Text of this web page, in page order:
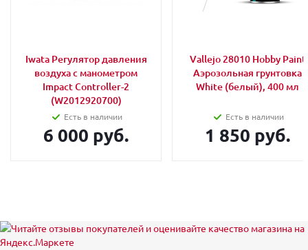
Iwata Регулятор давления
воздуха с манометром
Impact Controller-2
(W2012920700)
Есть в наличии
6 000 руб.
Vallejo 28010 Hobby Paint
Аэрозольная грунтовка
White (белый), 400 мл
Есть в наличии
1 850 руб.